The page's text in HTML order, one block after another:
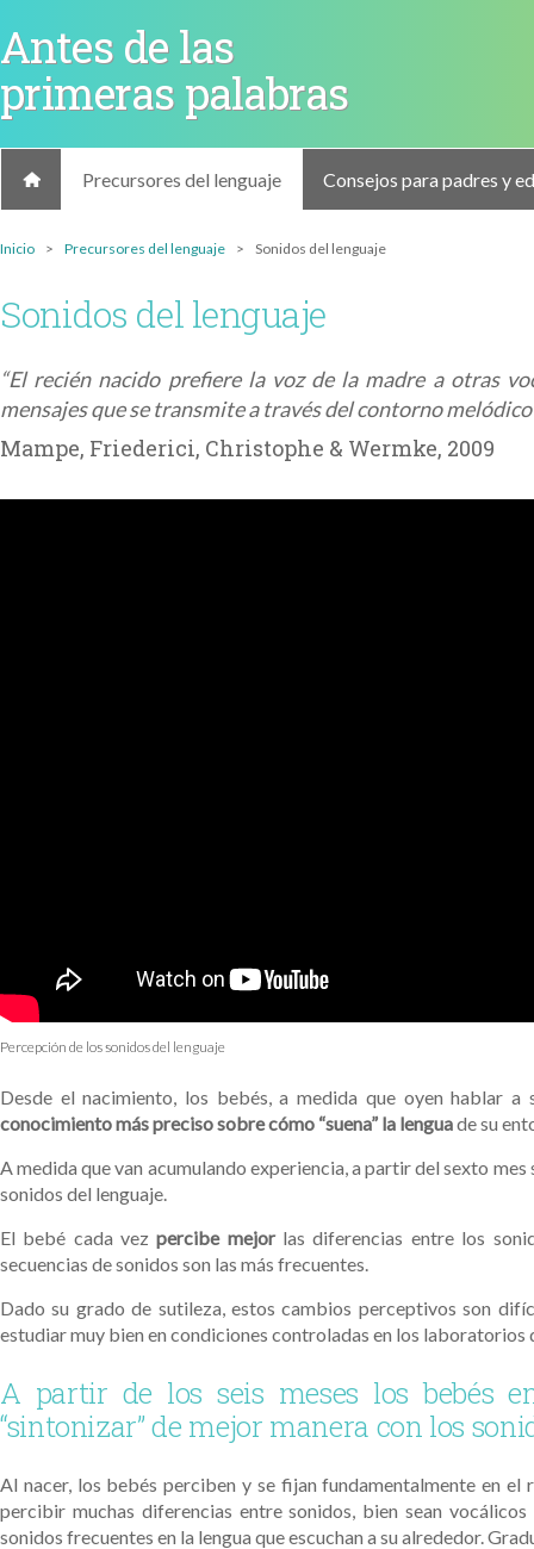
Antes de las
primeras palabras
Precursores del lenguaje Consejos para padres y
Inicio > Precursores del lenguaje > Sonidos del lenguaje
Sonidos del lenguaje
“El recién nacido prefiere la voz de la madre a otras
mensajes que se transmite a través del contorno
Mampe, Friederici, Christophe & Wermke, 2009
Percepción de los sonidos del lenguaje
Desde el nacimiento, los bebés, a medida que oyen hablar a
conocimiento más preciso sobre cómo “suena” la lenguade su
A medida que van acumulando experiencia, a partir del sexto
sonidos del lenguaje.
El bebé cada vezpercibe mejorlas diferencias entre los
secuencias de sonidos son las más frecuentes.
Dado su grado de sutileza, estos cambios perceptivos son
estudiar muy bien en condiciones controladas en los laboratorios
A partir de los seis meses los bebés
“sintonizar” de mejor manera con los
Al nacer, los bebés perciben y se fijan fundamentalmente en
percibir muchas diferencias entre sonidos, bien sean
sonidos frecuentes en la lengua que escuchan a su alrededor.